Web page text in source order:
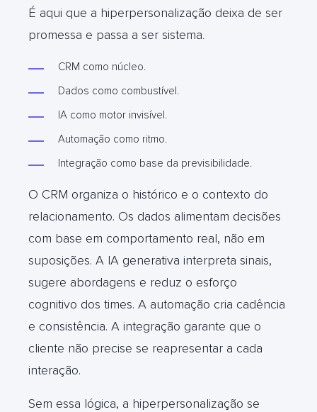
É aqui que a hiperpersonalização deixa de ser
promessa e passa a ser sistema.
CRM como núcleo.
Dados como combustível.
IA como motor invisível.
Automação como ritmo.
Integração como base da previsibilidade.
O CRM organiza o histórico e o contexto do
relacionamento. Os dados alimentam decisões
com base em comportamento real, não em
suposições. A IA generativa interpreta sinais,
sugere abordagens e reduz o esforço
cognitivo dos times. A automação cria cadência
e consistência. A integração garante que o
cliente não precise se reapresentar a cada
interação.
Sem essa lógica, a hiperpersonalização se